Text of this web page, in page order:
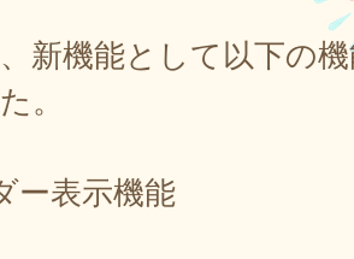
新機能として以下の
。
ー表示機能